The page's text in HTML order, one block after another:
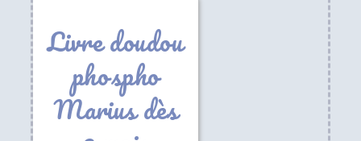
Livre doudou
phospho
Marius dès